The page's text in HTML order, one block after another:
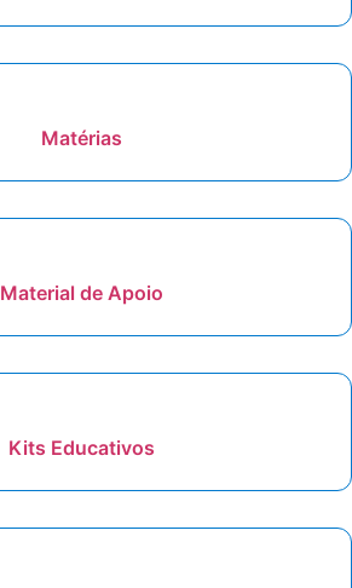
Matérias
Material de Apoio
Kits Educativos